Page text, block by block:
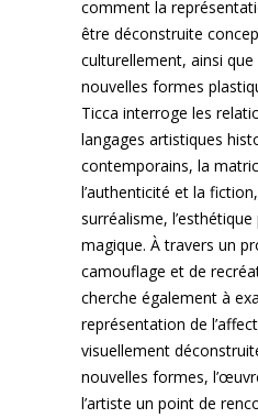
comment la
être déconstruite
culturellement, ainsi
nouvelles formes
Ticca interroge les
langages artistiques
contemporains, la
l’authenticité et la
surréalisme,
magique. À travers un
camouflage et de
cherche également à
représentation de
visuellement
nouvelles formes,
l’artiste un point de